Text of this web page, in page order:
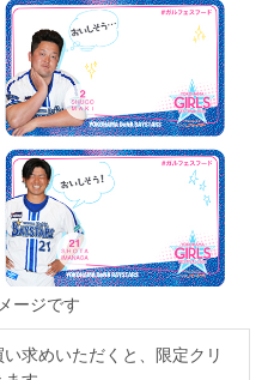
ージです
求めいただくと、限定クリ